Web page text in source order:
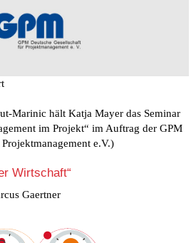
Marinic hält Katja Mayer das Seminar
im Projekt“ im Auftrag der GPM
e.V.)
Wirtschaft“
Gaertner